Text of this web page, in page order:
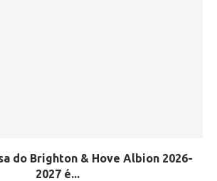
do Brighton & Hove Albion 2026-
2027 é...